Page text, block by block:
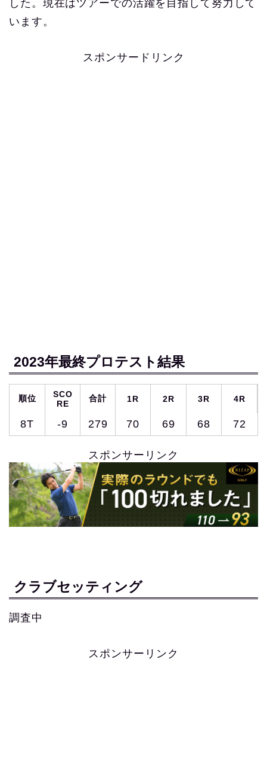
した。現在はツアーでの活躍を目指して努力して
います。
スポンサードリンク
2023年最終プロテスト結果
順位
SCO
RE
合計 1R 2R 3R 4R
8T -9 279 70 69 68 72
スポンサーリンク
クラブセッティング
調査中
スポンサーリンク